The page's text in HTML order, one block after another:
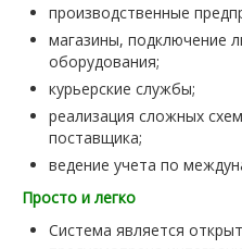
производственные
магазины, подключение
оборудования;
курьерские службы;
реализация сложных
поставщика;
ведение учета по
Просто и легко
Система является